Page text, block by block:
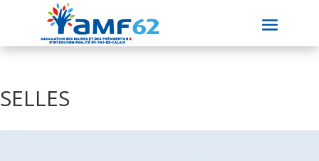
SELLES